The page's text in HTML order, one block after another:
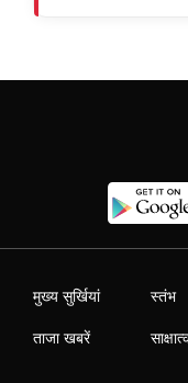
मुख्य सुर्खियां
ताजा खबरें
स्तंभ